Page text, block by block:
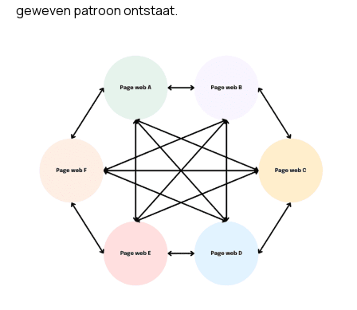
geweven patroon ontstaat.